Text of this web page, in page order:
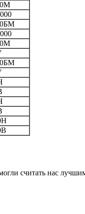
считать нас